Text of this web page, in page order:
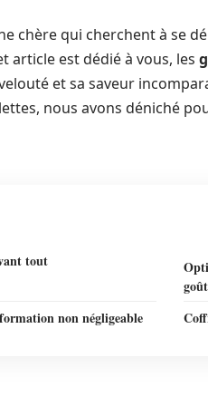
chère qui cherchent à se
article est dédié à vous, les
et sa saveur
nous avons déniché
tout
non négligeable